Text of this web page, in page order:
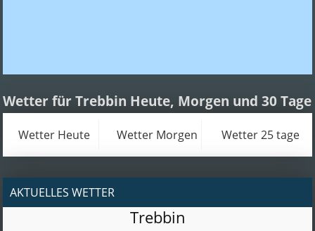
Wetter für Trebbin Heute, Morgen und 30 Tage
Wetter Heute Wetter Morgen Wetter 25 tage
AKTUELLES WETTER
Trebbin